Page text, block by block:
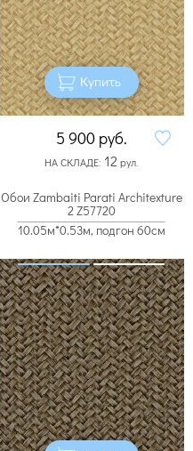
Купить
5 900 руб.
НА СКЛАДЕ: 12 рул.
Обои Zambaiti Parati Architexture
2 Z57720
10.05м*0.53м, подгон 60см